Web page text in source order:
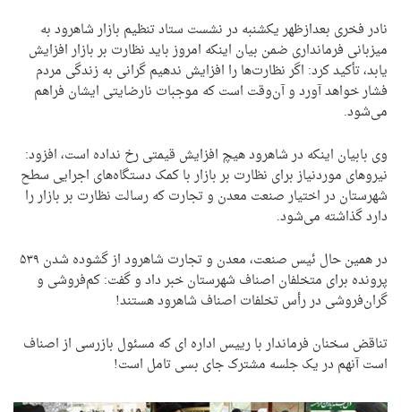
نادر فخری بعدازظهر یکشنبه در نشست ستاد تنظیم بازار شاهرود به
میزبانی فرمانداری ضمن بیان اینکه امروز باید نظارت بر بازار افزایش
یابد، تأکید کرد: اگر نظارت‌ها را افزایش ندهیم گرانی به زندگی مردم
فشار خواهد آورد و آن‌وقت است که موجبات نارضایتی ایشان فراهم
می‌شود.
وی بابیان اینکه در شاهرود هیچ افزایش قیمتی رخ نداده است، افزود:
نیروهای موردنیاز برای نظارت بر بازار با کمک دستگاه‌های اجرایی سطح
شهرستان در اختیار صنعت معدن و تجارت که رسالت نظارت بر بازار را
دارد گذاشته می‌شود.
در همین حال ئیس صنعت، معدن و تجارت شاهرود از گشوده شدن ۵۳۹
پرونده برای متخلفان اصناف شهرستان خبر داد و گفت: کم‌فروشی و
گران‌فروشی در رأس تخلفات اصناف شاهرود هستند!
تناقض سخنان فرماندار با رییس اداره ای که مسئول بازرسی از اصناف
است آنهم در یک جلسه مشترک جای بسی تامل است!